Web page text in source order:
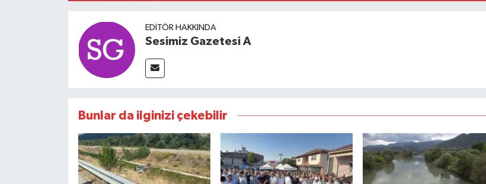
EDITÖR HAKKINDA
Sesimiz Gazetesi A
Bunlar da ilginizi çekebilir